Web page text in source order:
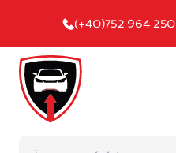
(+40)752 964 250